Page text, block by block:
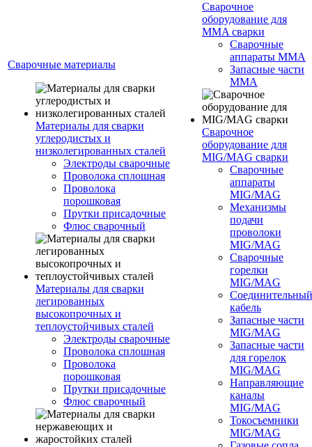
Сварочные материалы
Материалы для сварки
углеродистых и
низколегированных сталей
Электроды сварочные
Проволока сплошная
Проволока
порошковая
Прутки присадочные
Флюс сварочный
Материалы для сварки
легированных
высокопрочных и
теплоустойчивых сталей
Электроды сварочные
Проволока сплошная
Проволока
порошковая
Прутки присадочные
Флюс сварочный
Сварочное
оборудование для
MMA сварки
Сварочные
аппараты MMA
Запасные части
MMA
Сварочное
оборудование для
MIG/MAG сварки
Сварочные
аппараты
MIG/MAG
Механизмы
подачи
проволоки
MIG/MAG
Сварочные
горелки
MIG/MAG
Соединительный
кабель
Запасные части
MIG/MAG
Запасные части
для горелок
MIG/MAG
Направляющие
каналы
MIG/MAG
Токосъемники
MIG/MAG